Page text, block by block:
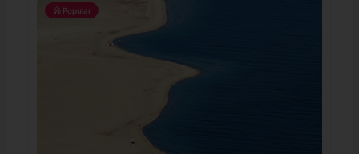
Popular